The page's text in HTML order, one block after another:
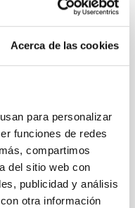
Acerca de las cookies
para personalizar
funciones de redes
compartimos
del sitio web con
publicidad y análisis
otra información